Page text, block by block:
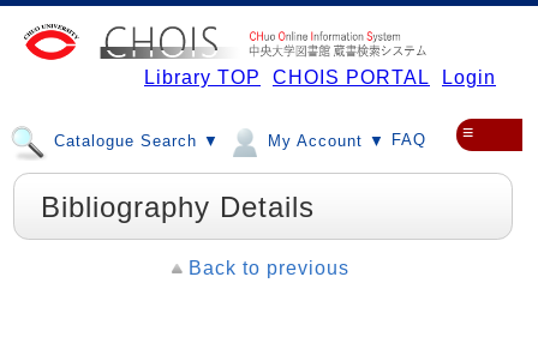
Library TOP CHOIS PORTAL Login
Catalogue Search ▼ My Account ▼ FAQ ≡
Bibliography Details
Back to previous